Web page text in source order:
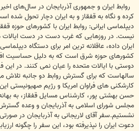
ت
روابط ایران و جمهوری آذربایجان در سال‌های
کرده و نگاه به قفقاز و به ایران دچار تحول شده
دیپلماسی ایرانی: روابط ایران با کشورهای حوزه
نیست. در روزهایی که غرب دست در دست ایالات
ایران داده، عاقلانه ترین امر برای دستگاه
کشورهای حوزه شرق است که به دلیل حساسیت
دوستی با ایالات متحده را عیان نمی کنند. در این
سالهاست که برای گسترش روابط دو جانبه تلاش
کارشکنی های فراوان امریکا و رژیم صهیونیستی
حسن بهشتی ‌پور، کارشناس مسایل قفقاز، به
مجلس شورای اسلامی به آذربایجان و وعده گسترش
نشستیم.سفر آقای لاریجانی به آذربایجان در
دعوت ایران را نپذیرفته بود، این سفر را چگونه